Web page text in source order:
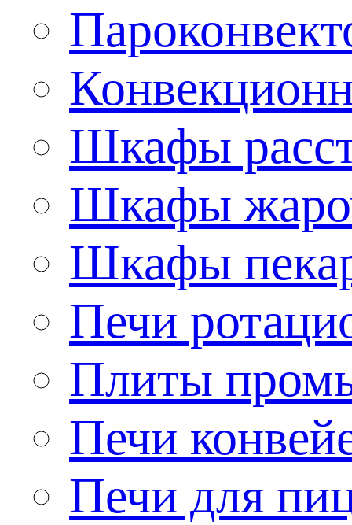
Шкафы
Шкафы
Шкафы
Печи
Плиты
Печи
Печи для